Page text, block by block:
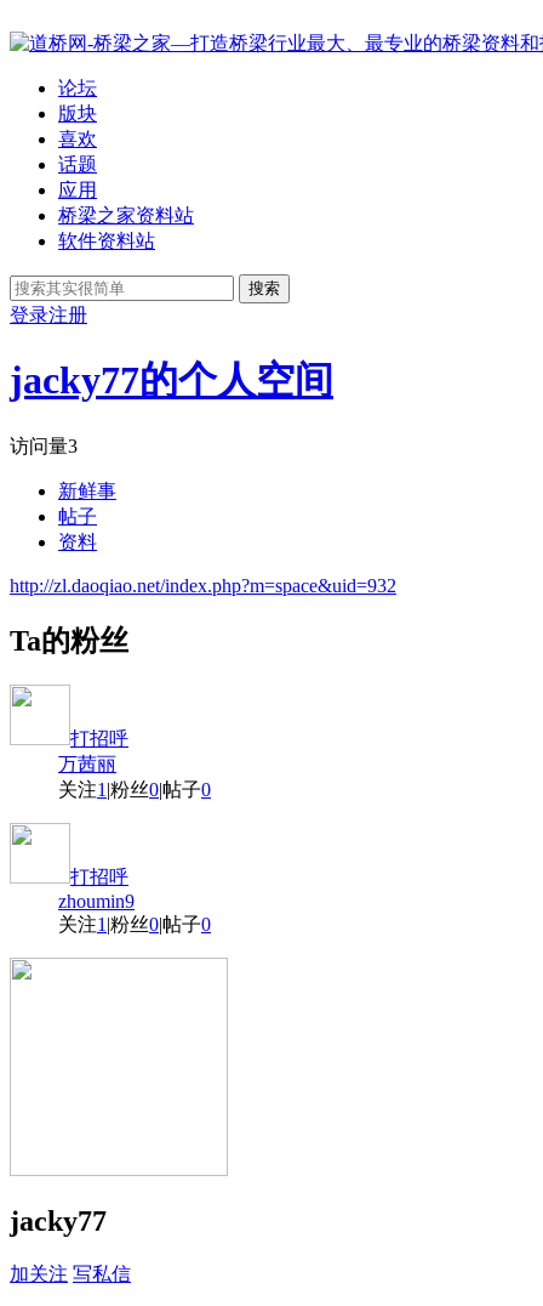
论坛
版块
喜欢
话题
应用
桥梁之家资料站
软件资料站
搜索
登录注册
jacky77的个人空间
访问量3
新鲜事
帖子
资料
http://zl.daoqiao.net/index.php?m=space&uid=932
Ta的粉丝
打招呼
万茜丽
关注1 |粉丝0|帖子0
打招呼
zhoumin9
关注1 |粉丝0|帖子0
jacky77
加关注 写私信